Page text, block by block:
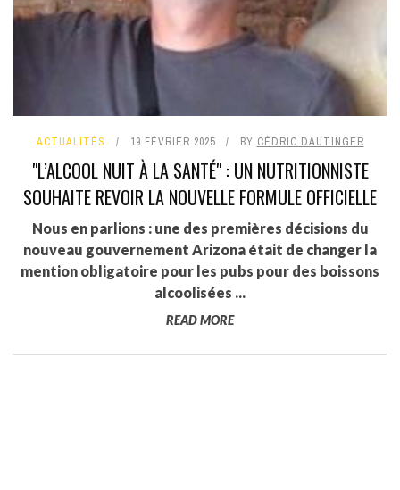
ACTUALITÉS 19 FÉVRIER 2025 BY CÉDRIC DAUTINGER
"L’ALCOOL NUIT À LA SANTÉ" : UN NUTRITIONNISTE
SOUHAITE REVOIR LA NOUVELLE FORMULE OFFICIELLE
Nous en parlions : une des premières décisions du
nouveau gouvernement Arizona était de changer la
mention obligatoire pour les pubs pour des boissons
alcoolisées ...
READ MORE